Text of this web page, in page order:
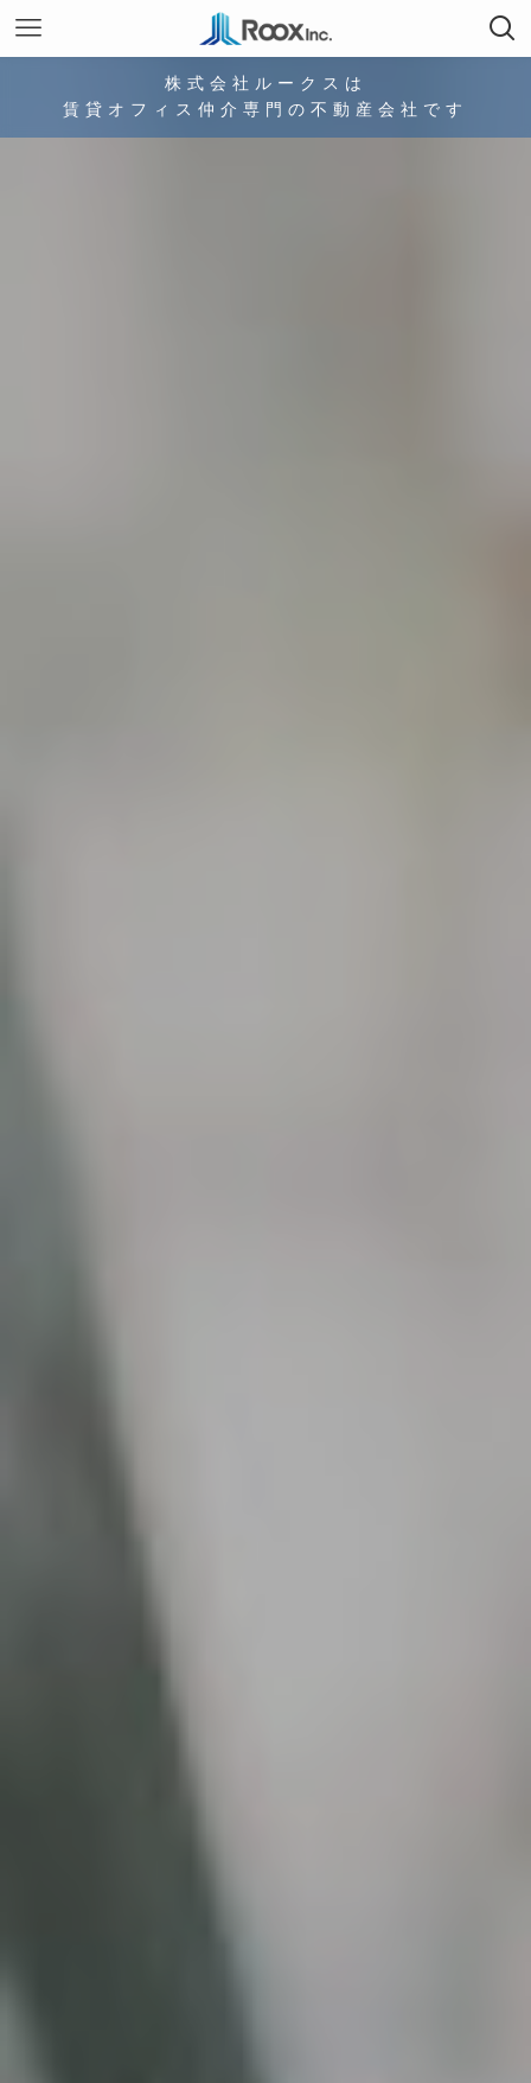
株式会社ルークスは
賃貸オフィス仲介専門の不動産会社です